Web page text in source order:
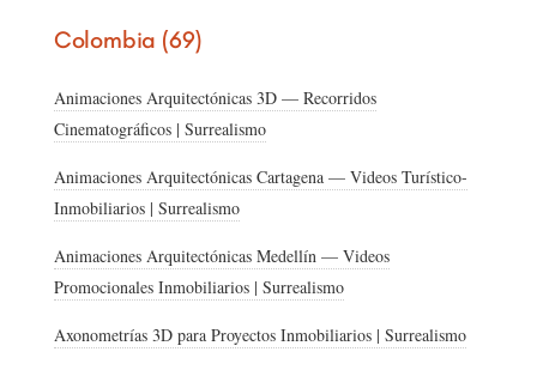
Colombia (69)
Animaciones Arquitectónicas 3D — Recorridos
Cinematográficos | Surrealismo
Animaciones Arquitectónicas Cartagena — Videos Turístico-
Inmobiliarios | Surrealismo
Animaciones Arquitectónicas Medellín — Videos
Promocionales Inmobiliarios | Surrealismo
Axonometrías 3D para Proyectos Inmobiliarios | Surrealismo